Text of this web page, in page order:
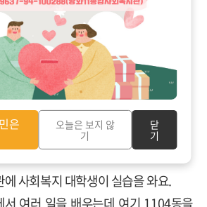
8명의 어르신 가운데
하는 1104동에 살고 계셨습니다.
께 이루고 싶었습니다.
의 작은 잔치'를 설명했습니다.
사회복지 대학생이 실습을 와요.
서 여러 일을 배우는데 여기 1104동을
은
오늘은 보지 않
기
닫
기